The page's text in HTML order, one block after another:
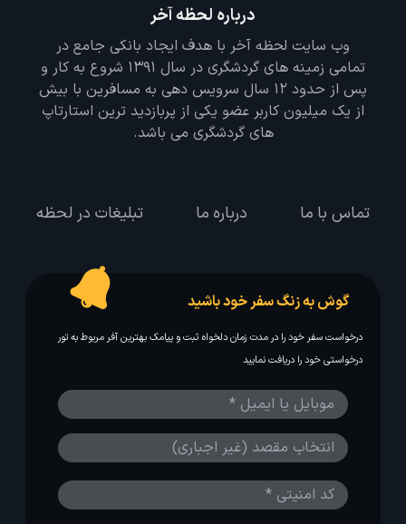
درباره لحظه آخر
وب سایت لحظه آخر با هدف ایجاد بانکی جامع در
تمامی زمینه های گردشگری در سال 1391 شروع به کار و
پس از حدود 12 سال سرویس دهی به مسافرین با بیش
از یک میلیون کاربر عضو یکی از پربازدید ترین استارتاپ
های گردشگری می باشد.
تماس با ما درباره ما تبلیغات در لحظه
گوش به زنگ سفر خود باشید
درخواست سفر خود را در مدت زمان دلخواه ثبت و پیامک بهترین آفر مربوط به تور
درخواستی خود را دریافت نمایید